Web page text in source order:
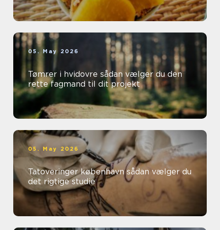
05. May 2026
Tømrer i hvidovre sådan vælger du den
rette fagmand til dit projekt
05. May 2026
Tatoveringer københavn sådan vælger du
det rigtige studie